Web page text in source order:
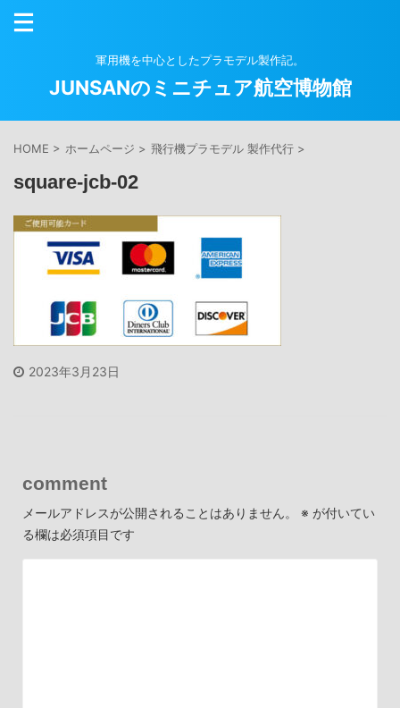
軍用機を中心としたプラモデル製作記。
JUNSANのミニチュア航空博物館
HOME > ホームページ > 飛行機プラモデル 製作代行 >
square-jcb-02
2023年3月23日
comment
メールアドレスが公開されることはありません。 ※ が付いてい
る欄は必須項目です